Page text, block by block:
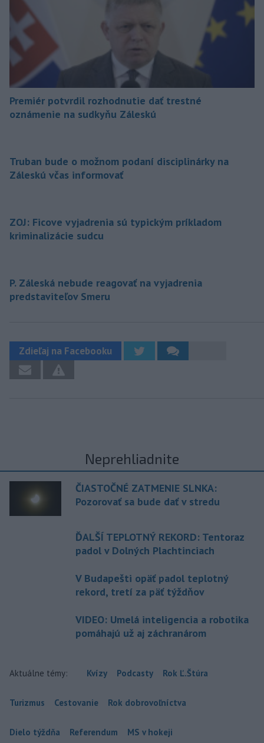
Premiér potvrdil rozhodnutie dať trestné
oznámenie na sudkyňu Záleskú
Truban bude o možnom podaní disciplinárky na
Záleskú včas informovať
ZOJ: Ficove vyjadrenia sú typickým príkladom
kriminalizácie sudcu
P. Záleská nebude reagovať na vyjadrenia
predstaviteľov Smeru
Zdieľaj na Facebooku
Neprehliadnite
ČIASTOČNÉ ZATMENIE SLNKA:
Pozorovať sa bude dať v stredu
ĎALŠÍ TEPLOTNÝ REKORD: Tentoraz
padol v Dolných Plachtinciach
V Budapešti opäť padol teplotný
rekord, tretí za päť týždňov
VIDEO: Umelá inteligencia a robotika
pomáhajú už aj záchranárom
Aktuálne témy: Kvízy Podcasty Rok Ľ.Štúra
Turizmus Cestovanie Rok dobrovoľníctva
Dielo týždňa Referendum MS v hokeji